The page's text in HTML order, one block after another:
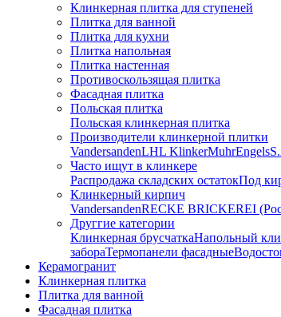
Клинкерная плитка для ступеней
Плитка для ванной
Плитка для кухни
Плитка напольная
Плитка настенная
Противоскользящая плитка
Фасадная плитка
Польская плитка
Польская клинкерная плитка
Производители клинкерной плитки
VandersandenLHL KlinkerMuhrEngels
Часто ищут в клинкере
Распродажа складских остатокПод
Клинкерный кирпич
VandersandenRECKE BRICKEREI
Друггие категории
Клинкерная брусчаткаНапольный
забораТермопанели фасадные
Керамогранит
Клинкерная плитка
Плитка для ванной
Фасадная плитка